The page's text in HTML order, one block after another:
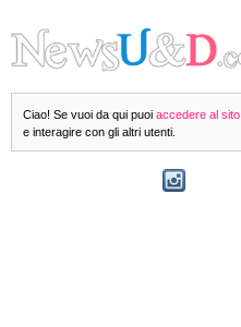
Ciao! Se vuoi da qui puoi accedere al sito
e interagire con gli altri utenti.